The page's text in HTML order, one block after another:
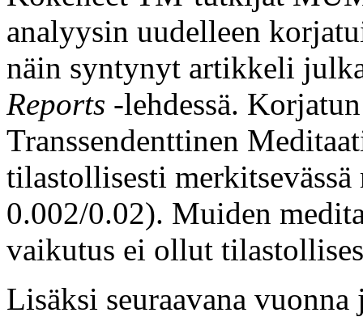
analyysin uudelleen
näin syntynyt artikkeli
Reports -lehdessä.
Transsendenttinen
tilastollisesti
0.002/0.02). Muiden
vaikutus ei ollut
Lisäksi seuraavana